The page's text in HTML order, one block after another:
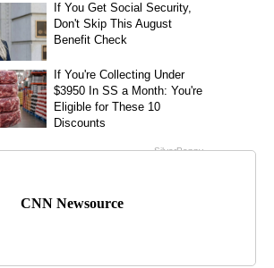
CNN Newsource